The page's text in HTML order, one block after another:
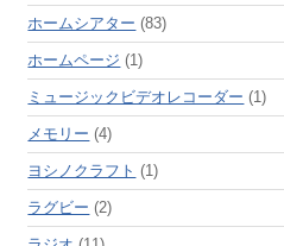
ホームシアター (83)
ホームページ (1)
ミュージックビデオレコーダー (1)
メモリー (4)
ヨシノクラフト (1)
ラグビー (2)